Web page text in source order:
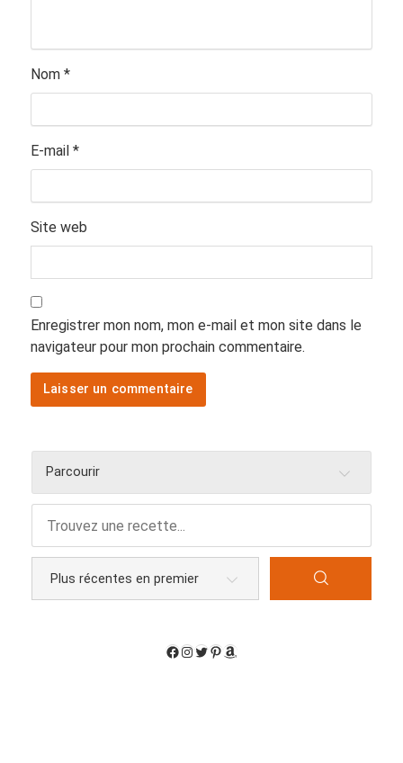
Nom *
E-mail *
Site web
Enregistrer mon nom, mon e-mail et mon site dans le
navigateur pour mon prochain commentaire.
Parcourir